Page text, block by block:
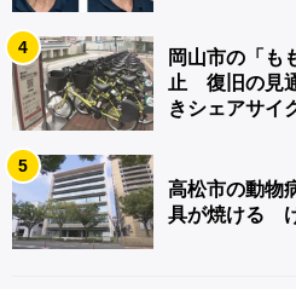
4
岡山市の「も
止 復旧の見
きシェアサイ
5
高松市の動物
具が焼ける